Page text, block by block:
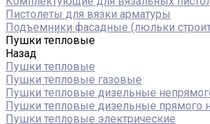
Пистолеты для вязки арматуры
Подъемники фасадные (люльки
Пушки тепловые
Назад
Пушки тепловые
Пушки тепловые газовые
Пушки тепловые дизельные
Пушки тепловые дизельные прямого
Пушки тепловые электрические